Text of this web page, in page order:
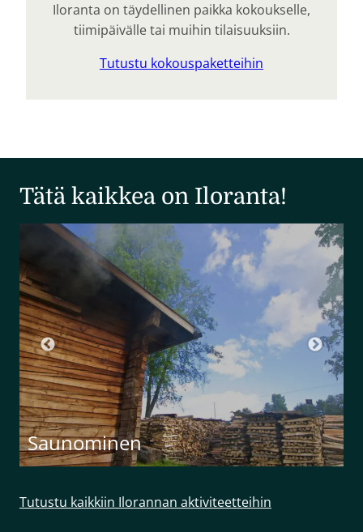
Iloranta on täydellinen paikka kokoukselle,
tiimipäivälle tai muihin tilaisuuksiin.
Tutustu kokouspaketteihin
Tätä kaikkea on Iloranta!
Saunominen
Tutustu kaikkiin Ilorannan aktiviteetteihin